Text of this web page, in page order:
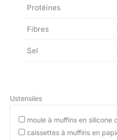
Protéines
Fibres
Sel
Ustensiles
moule à muffins en silicone
caissettes à muffins en